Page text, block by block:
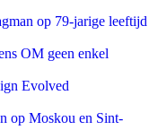
op 79-jarige leeftijd
OM geen enkel
Evolved
op Moskou en Sint-